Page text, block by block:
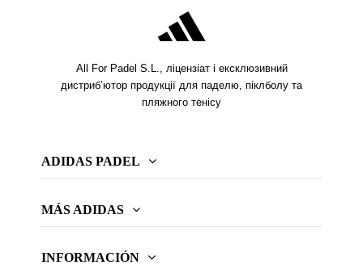
All For Padel S.L., ліцензіат і ексклюзивний
дистриб’ютор продукції для паделю, піклболу та
пляжного тенісу
ADIDAS PADEL
MÁS ADIDAS
INFORMACIÓN